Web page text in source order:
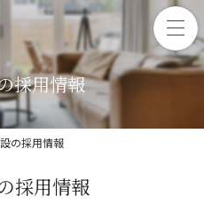
採用情報
の採用情報
採用情報